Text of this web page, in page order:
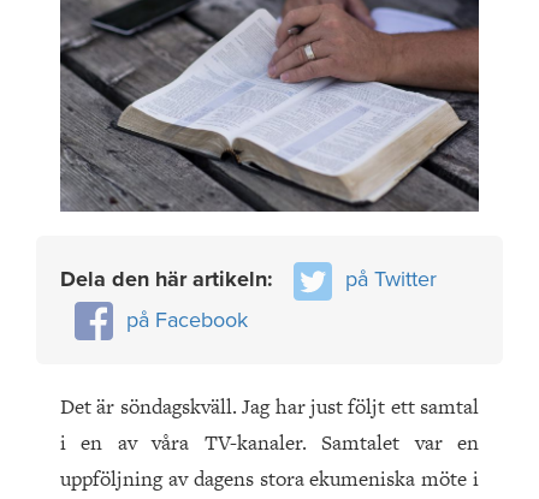
Dela den här artikeln:
på Twitter
på Facebook
Det är söndagskväll. Jag har just följt ett samtal
i en av våra TV-kanaler. Samtalet var en
uppföljning av dagens stora ekumeniska möte i